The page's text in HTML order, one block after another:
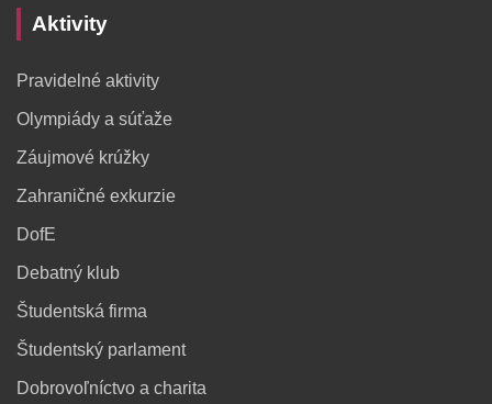
Aktivity
Pravidelné aktivity
Olympiády a súťaže
Záujmové krúžky
Zahraničné exkurzie
DofE
Debatný klub
Študentská firma
Študentský parlament
Dobrovoľníctvo a charita